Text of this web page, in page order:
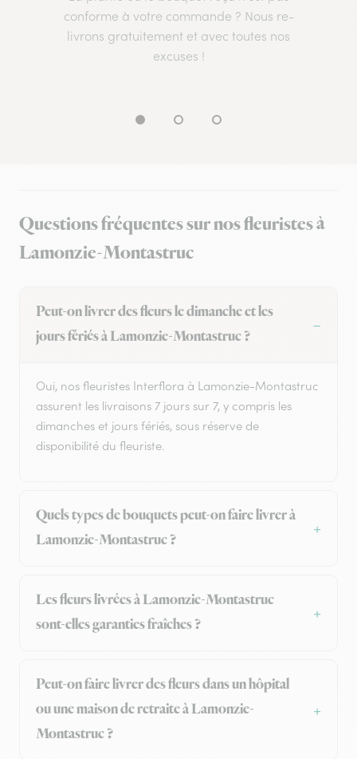
conforme à votre commande ? Nous re-
livrons gratuitement et avec toutes nos
excuses !
Questions fréquentes sur nos fleuristes à
Lamonzie-Montastruc
Peut-on livrer des fleurs le dimanche et les
jours fériés à Lamonzie-Montastruc ?
Oui, nos fleuristes Interflora à Lamonzie-Montastruc
assurent les livraisons 7 jours sur 7, y compris les
dimanches et jours fériés, sous réserve de
disponibilité du fleuriste.
Quels types de bouquets peut-on faire livrer à
Lamonzie-Montastruc ?
Les fleurs livrées à Lamonzie-Montastruc
sont-elles garanties fraîches ?
Peut-on faire livrer des fleurs dans un hôpital
ou une maison de retraite à Lamonzie-
Montastruc ?